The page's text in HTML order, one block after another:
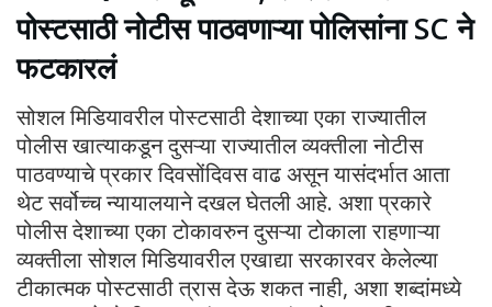
पोस्टसाठी नोटीस पाठवणाऱ्या पोलिसांना SC ने
फटकारलं
सोशल मिडियावरील पोस्टसाठी देशाच्या एका राज्यातील
पोलीस खात्याकडून दुसऱ्या राज्यातील व्यक्तीला नोटीस
पाठवण्याचे प्रकार दिवसोंदिवस वाढ असून यासंदर्भात आता
थेट सर्वोच्च न्यायालयाने दखल घेतली आहे. अशा प्रकारे
पोलीस देशाच्या एका टोकावरुन दुसऱ्या टोकाला राहणाऱ्या
व्यक्तीला सोशल मिडियावरील एखाद्या सरकारवर केलेल्या
टीकात्मक पोस्टसाठी त्रास देऊ शकत नाही, अशा शब्दांमध्ये